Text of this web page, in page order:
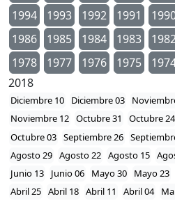
1994
1993 1992 1991
1986
1985 1984 1983
1978
1977 1976 1975
2018
Diciembre 10 Diciembre 03
Noviembre 12 Octubre 31 Octubre 24
Octubre 03 Septiembre 26
Agosto 29 Agosto 22 Agosto 15
Junio 13
Junio 06 Mayo 30 Mayo 23
Abril 25 Abril 18 Abril 11 Abril 04